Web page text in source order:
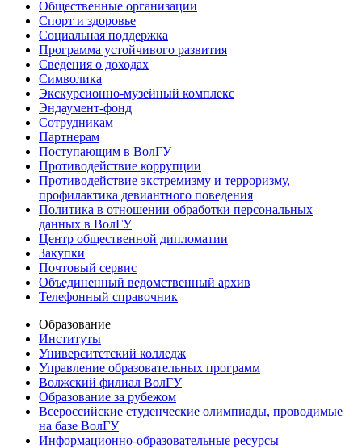
Общественные организации
Спорт и здоровье
Социальная поддержка
Программа устойчивого развития
Сведения о доходах
Символика
Экскурсионно-музейный комплекс
Эндаумент-фонд
Сотрудникам
Партнерам
Поступающим в ВолГУ
Противодействие коррупции
Противодействие экстремизму и терроризму,
профилактика девиантного поведения
Политика в отношении обработки персональных
данных в ВолГУ
Центр общественной дипломатии
Закупки
Почтовый сервис
Объединенный ведомственный архив
Телефонный справочник
Образование
Институты
Университетский колледж
Управление образовательных программ
Волжский филиал ВолГУ
Образование за рубежом
Всероссийские студенческие олимпиады, проводимые
на базе ВолГУ
Информационно-образовательные ресурсы